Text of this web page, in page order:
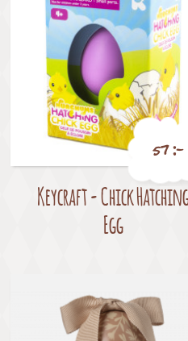
Pris
57 :-
Keycraft - Chick
Egg